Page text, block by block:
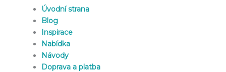
Úvodní strana
Blog
Inspirace
Nabídka
Návody
Doprava a platba